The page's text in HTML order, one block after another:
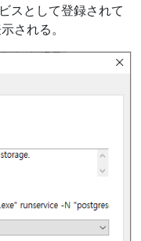
スとして登録されて
される。